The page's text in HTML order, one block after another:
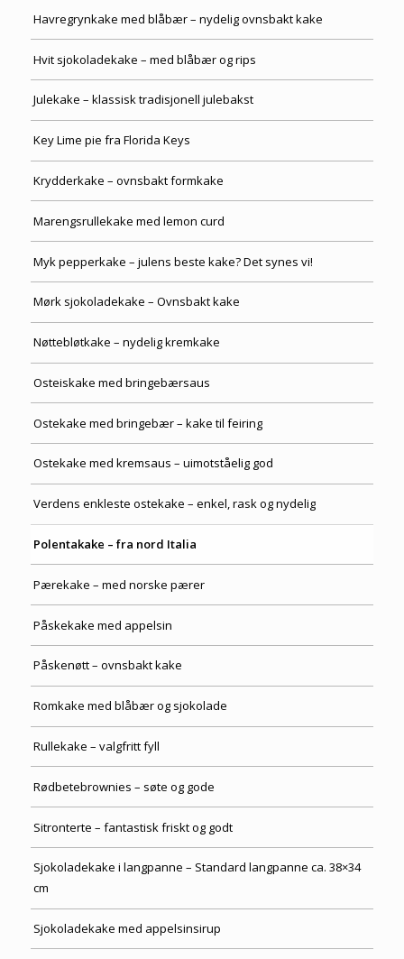
Havregrynkake med blåbær – nydelig ovnsbakt kake
Hvit sjokoladekake – med blåbær og rips
Julekake – klassisk tradisjonell julebakst
Key Lime pie fra Florida Keys
Krydderkake – ovnsbakt formkake
Marengsrullekake med lemon curd
Myk pepperkake – julens beste kake? Det synes vi!
Mørk sjokoladekake – Ovnsbakt kake
Nøttebløtkake – nydelig kremkake
Osteiskake med bringebærsaus
Ostekake med bringebær – kake til feiring
Ostekake med kremsaus – uimotståelig god
Verdens enkleste ostekake – enkel, rask og nydelig
Polentakake – fra nord Italia
Pærekake – med norske pærer
Påskekake med appelsin
Påskenøtt – ovnsbakt kake
Romkake med blåbær og sjokolade
Rullekake – valgfritt fyll
Rødbetebrownies – søte og gode
Sitronterte – fantastisk friskt og godt
Sjokoladekake i langpanne – Standard langpanne ca. 38×34
cm
Sjokoladekake med appelsinsirup